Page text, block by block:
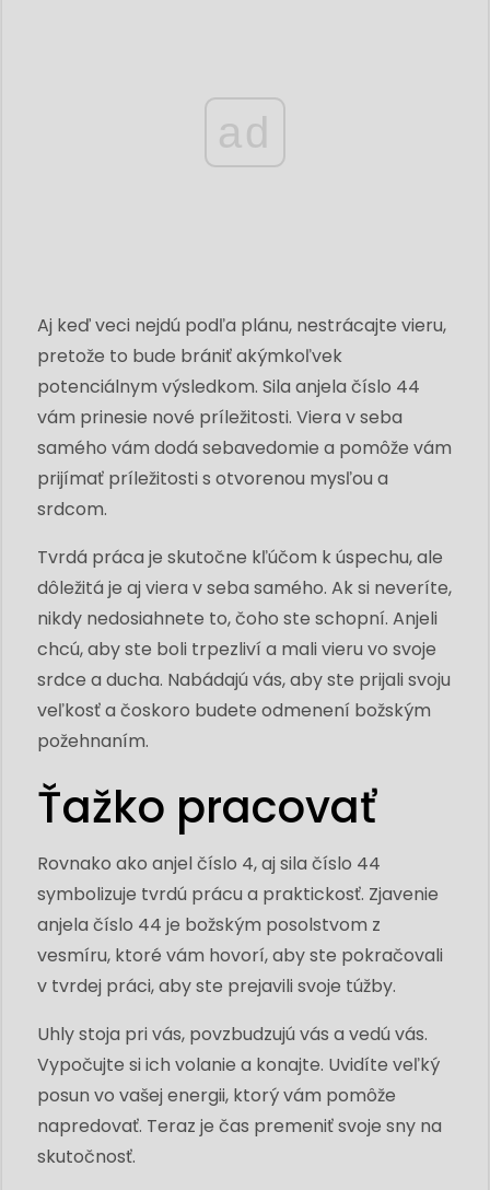
ad
Aj keď veci nejdú podľa plánu, nestrácajte vieru,
pretože to bude brániť akýmkoľvek
potenciálnym výsledkom. Sila anjela číslo 44
vám prinesie nové príležitosti. Viera v seba
samého vám dodá sebavedomie a pomôže vám
prijímať príležitosti s otvorenou mysľou a
srdcom.
Tvrdá práca je skutočne kľúčom k úspechu, ale
dôležitá je aj viera v seba samého. Ak si neveríte,
nikdy nedosiahnete to, čoho ste schopní. Anjeli
chcú, aby ste boli trpezliví a mali vieru vo svoje
srdce a ducha. Nabádajú vás, aby ste prijali svoju
veľkosť a čoskoro budete odmenení božským
požehnaním.
Ťažko pracovať
Rovnako ako anjel číslo 4, aj sila číslo 44
symbolizuje tvrdú prácu a praktickosť. Zjavenie
anjela číslo 44 je božským posolstvom z
vesmíru, ktoré vám hovorí, aby ste pokračovali
v tvrdej práci, aby ste prejavili svoje túžby.
Uhly stoja pri vás, povzbudzujú vás a vedú vás.
Vypočujte si ich volanie a konajte. Uvidíte veľký
posun vo vašej energii, ktorý vám pomôže
napredovať. Teraz je čas premeniť svoje sny na
skutočnosť.